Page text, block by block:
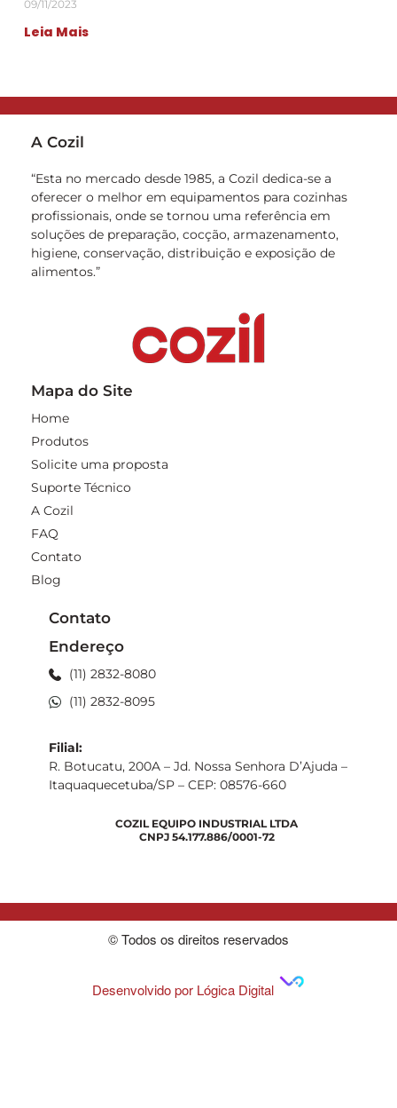
09/11/2023
Leia Mais
A Cozil
“Esta no mercado desde 1985, a Cozil dedica-se a
oferecer o melhor em equipamentos para cozinhas
profissionais, onde se tornou uma referência em
soluções de preparação, cocção, armazenamento,
higiene, conservação, distribuição e exposição de
alimentos.”
Mapa do Site
Home
Produtos
Solicite uma proposta
Suporte Técnico
A Cozil
FAQ
Contato
Blog
Contato
Endereço
(11) 2832-8080
(11) 2832-8095
Filial:
R. Botucatu, 200A – Jd. Nossa Senhora D’Ajuda –
Itaquaquecetuba/SP – CEP: 08576-660
COZIL EQUIPO INDUSTRIAL LTDA
CNPJ 54.177.886/0001-72
© Todos os direitos reservados
Desenvolvido por Lógica Digital